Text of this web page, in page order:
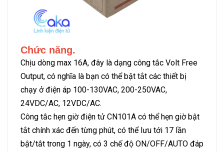
Chức năng.
Chịu dòng max 16A, đây là dạng công tắc Volt Free
Output, có nghĩa là bạn có thể bật tắt các thiết bị
chạy ở điện áp 100-130VAC, 200-250VAC,
24VDC/AC, 12VDC/AC.
Công tắc hẹn giờ điện tử CN101A có thể hẹn giờ bật
tắt chính xác đến từng phút, có thể lưu tới 17 lần
bật/tắt trong 1 ngày, có 3 chế độ ON/OFF/AUTO đáp